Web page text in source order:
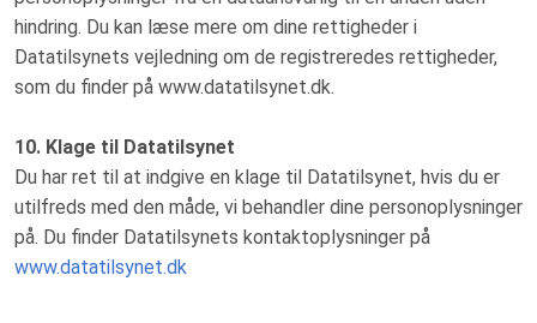
hindring. Du kan læse mere om dine rettigheder i
Datatilsynets vejledning om de registreredes rettigheder,
som du finder på www.datatilsynet.dk.
10. Klage til Datatilsynet
Du har ret til at indgive en klage til Datatilsynet, hvis du er
utilfreds med den måde, vi behandler dine personoplysninger
på. Du finder Datatilsynets kontaktoplysninger på
www.datatilsynet.dk